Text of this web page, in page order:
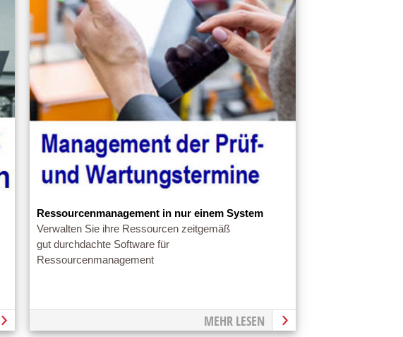
Ressourcenmanagement in nur einem System
Verwalten Sie ihre Ressourcen zeitgemäß
gut durchdachte Software für
Ressourcenmanagement
MEHR LESEN